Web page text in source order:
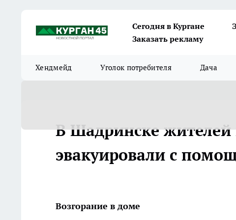
Сегодня в Кургане
Заказать рекламу
Хендмейд Уголок потребителя Дача
В Шадринске жителей
эвакуировали с
Возгорание в доме